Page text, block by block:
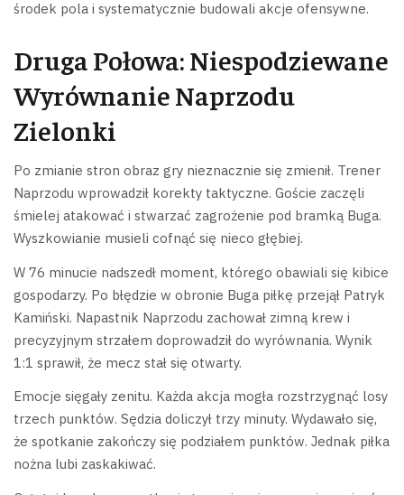
środek pola i systematycznie budowali akcje ofensywne.
Druga Połowa: Niespodziewane
Wyrównanie Naprzodu
Zielonki
Po zmianie stron obraz gry nieznacznie się zmienił. Trener
Naprzodu wprowadził korekty taktyczne. Goście zaczęli
śmielej atakować i stwarzać zagrożenie pod bramką Buga.
Wyszkowianie musieli cofnąć się nieco głębiej.
W 76 minucie nadszedł moment, którego obawiali się kibice
gospodarzy. Po błędzie w obronie Buga piłkę przejął Patryk
Kamiński. Napastnik Naprzodu zachował zimną krew i
precyzyjnym strzałem doprowadził do wyrównania. Wynik
1:1 sprawił, że mecz stał się otwarty.
Emocje sięgały zenitu. Każda akcja mogła rozstrzygnąć losy
trzech punktów. Sędzia doliczył trzy minuty. Wydawało się,
że spotkanie zakończy się podziałem punktów. Jednak piłka
nożna lubi zaskakiwać.